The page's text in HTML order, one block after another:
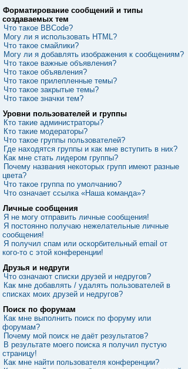
Форматирование сообщений и типы
создаваемых тем
Что такое BBCode?
Могу ли я использовать HTML?
Что такое смайлики?
Могу ли я добавлять изображения к сообщениям?
Что такое важные объявления?
Что такое объявления?
Что такое прилепленные темы?
Что такое закрытые темы?
Что такое значки тем?
Уровни пользователей и группы
Кто такие администраторы?
Кто такие модераторы?
Что такое группы пользователей?
Где находятся группы и как мне вступить в них?
Как мне стать лидером группы?
Почему названия некоторых групп имеют разные
цвета?
Что такое группа по умолчанию?
Что означает ссылка «Наша команда»?
Личные сообщения
Я не могу отправить личные сообщения!
Я постоянно получаю нежелательные личные
сообщения!
Я получил спам или оскорбительный email от
кого-то с этой конференции!
Друзья и недруги
Что означают списки друзей и недругов?
Как мне добавлять / удалять пользователей в
списках моих друзей и недругов?
Поиск по форумам
Как мне выполнить поиск по форуму или
форумам?
Почему мой поиск не даёт результатов?
В результате моего поиска я получил пустую
страницу!
Как мне найти пользователя конференции?